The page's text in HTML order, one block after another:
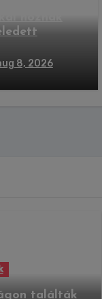
8, 2026
találták